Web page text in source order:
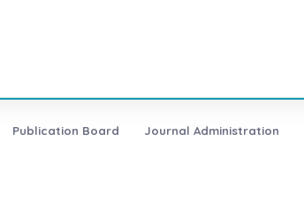
Publication Board Journal Administration